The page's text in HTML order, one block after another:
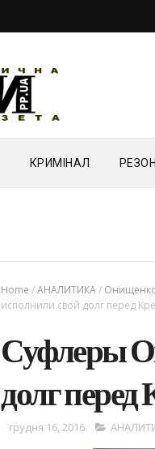
КРИМІНАЛ
Home /АНАЛИТИКА/
исполнили свой долг перед
Суфлеры
долг
грудня 16, 2016